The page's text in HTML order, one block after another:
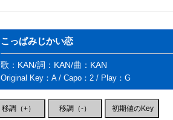
こっぱみじかい恋
歌：KAN/詞：KAN/曲：KAN
Original Key：A / Capo：2 / Play：G